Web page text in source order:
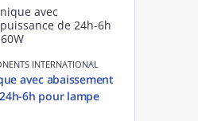
INTERNATIONAL
avec abaissement
6h pour lampe